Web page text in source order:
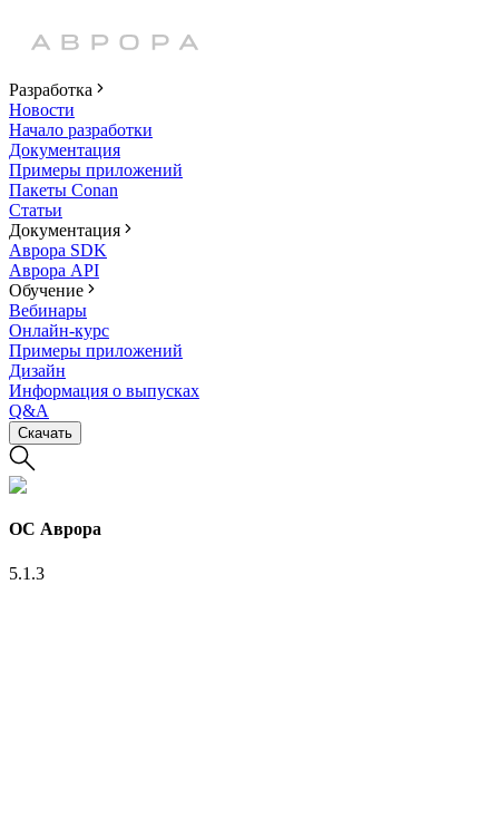
Разработка
Новости
Начало разработки
Документация
Примеры приложений
Пакеты Conan
Статьи
Документация
Аврора SDK
Аврора API
Обучение
Вебинары
Онлайн-курс
Примеры приложений
Дизайн
Информация о выпусках
Q&A
Скачать
ОС Аврора
5.1.3